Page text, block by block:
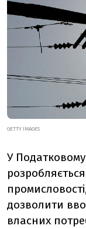
GETTY IMAGES
У Податковому
дозволити
власних